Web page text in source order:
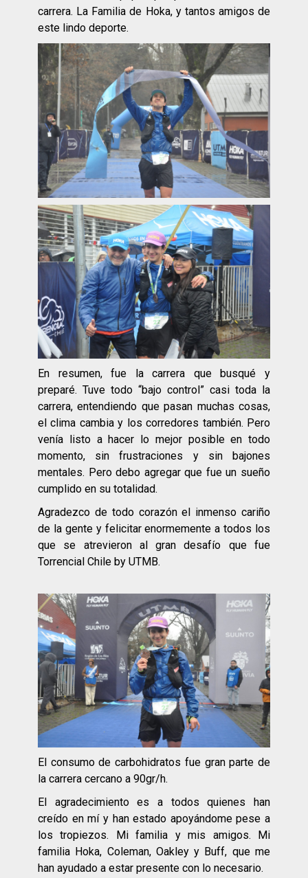
carrera. La Familia de Hoka, y tantos amigos de
este lindo deporte.
En resumen, fue la carrera que busqué y
preparé. Tuve todo “bajo control” casi toda la
carrera, entendiendo que pasan muchas cosas,
el clima cambia y los corredores también. Pero
venía listo a hacer lo mejor posible en todo
momento, sin frustraciones y sin bajones
mentales. Pero debo agregar que fue un sueño
cumplido en su totalidad.
Agradezco de todo corazón el inmenso cariño
de la gente y felicitar enormemente a todos los
que se atrevieron al gran desafío que fue
Torrencial Chile by UTMB.
El consumo de carbohidratos fue gran parte de
la carrera cercano a 90gr/h.
El agradecimiento es a todos quienes han
creído en mí y han estado apoyándome pese a
los tropiezos. Mi familia y mis amigos. Mi
familia Hoka, Coleman, Oakley y Buff, que me
han ayudado a estar presente con lo necesario.